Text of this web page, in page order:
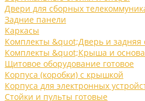
Двери для сборных
Задние панели
Каркасы
Комплекты &quot;Дверь и задняя
Комплекты &quot;Крыша и
Щитовое оборудование готовое
Корпуса (коробки) с крышкой
Корпуса для электронных
Стойки и пульты готовые